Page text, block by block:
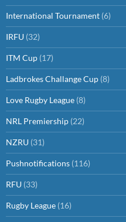
International Tournament (6)
IRFU (32)
ITM Cup (17)
Ladbrokes Challange Cup (8)
Love Rugby League (8)
NRL Premiership (22)
NZRU (31)
Pushnotifications (116)
RFU (33)
Rugby League (16)